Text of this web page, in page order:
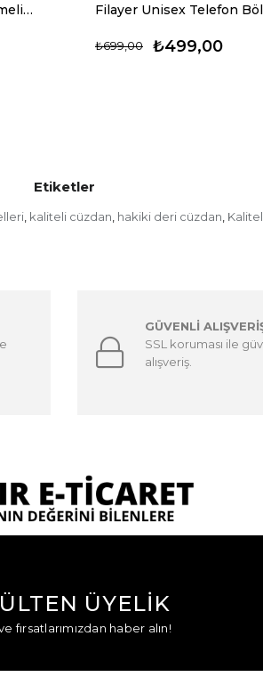
Filayer Unisex Telefon-Kart Bölmeli Vegan Deri Cüzdan + Bileklik Hediyeli
₺499,00
₺699,00
Etiketler
, kaliteli cüzdan, hakiki deri cüzdan,
GÜVENLİ
SSL koruması ile
alışveriş.
ÜYELİK
fırsatlarımızdan haber alın!